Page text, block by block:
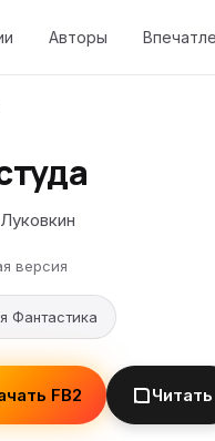
Авторы
версия
Фантастика
FB2 Читать